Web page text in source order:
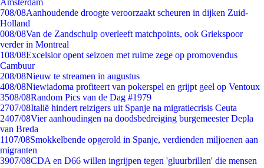
Amsterdam
708/08Aanhoudende droogte veroorzaakt scheuren in dijken Zuid-
Holland
008/08Van de Zandschulp overleeft matchpoints, ook Griekspoor
verder in Montreal
108/08Excelsior opent seizoen met ruime zege op promovendus
Cambuur
208/08Nieuw te streamen in augustus
408/08Niewiadoma profiteert van pokerspel en grijpt geel op Ventoux
3508/08Random Pics van de Dag #1979
2707/08Italië hindert reizigers uit Spanje na migratiecrisis Ceuta
2407/08Vier aanhoudingen na doodsbedreiging burgemeester Depla
van Breda
1107/08Smokkelbende opgerold in Spanje, verdienden miljoenen aan
migranten
3907/08CDA en D66 willen ingrijpen tegen 'gluurbrillen' die mensen